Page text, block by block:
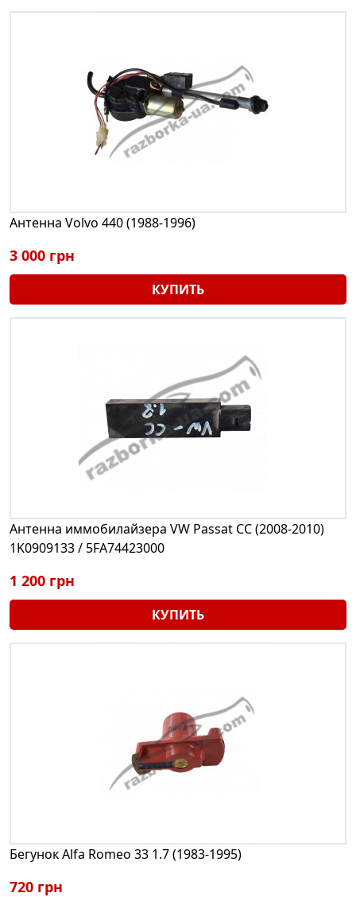
Антенна Volvo 440 (1988-1996)
3 000 грн
КУПИТЬ
Антенна иммобилайзера VW Passat CC (2008-2010)
1K0909133 / 5FA74423000
1 200 грн
КУПИТЬ
Бегунок Alfa Romeo 33 1.7 (1983-1995)
720 грн